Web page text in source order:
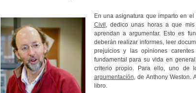
En una asignatura que imparto en el
Civil , dedico unas horas a que mis
aprendan a argumentar. Esto es
deberán realizar informes, leer
prejuicios y las opiniones
fundamental para su vida en
criterio propio. Para ello, uno de
argumentación, de Anthony Weston.
libro.